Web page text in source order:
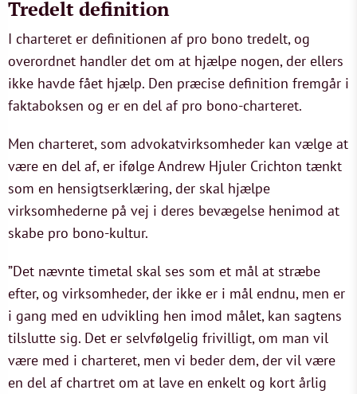
Tredelt definition
I charteret er definitionen af pro bono tredelt, og
overordnet handler det om at hjælpe nogen, der ellers
ikke havde fået hjælp. Den præcise definition fremgår i
faktaboksen og er en del af pro bono-charteret.
Men charteret, som advokatvirksomheder kan vælge at
være en del af, er ifølge Andrew Hjuler Crichton tænkt
som en hensigtserklæring, der skal hjælpe
virksomhederne på vej i deres bevægelse henimod at
skabe pro bono-kultur.
”Det nævnte timetal skal ses som et mål at stræbe
efter, og virksomheder, der ikke er i mål endnu, men er
i gang med en udvikling hen imod målet, kan sagtens
tilslutte sig. Det er selvfølgelig frivilligt, om man vil
være med i charteret, men vi beder dem, der vil være
en del af chartret om at lave en enkelt og kort årlig